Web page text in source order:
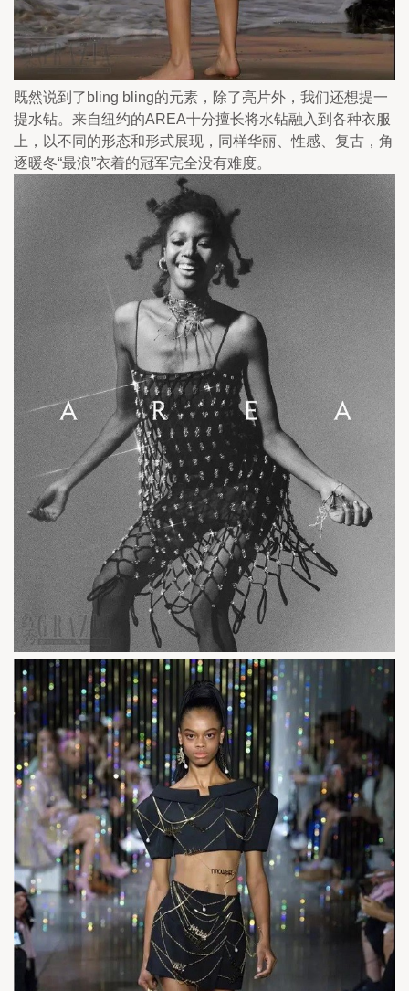
既然说到了bling bling的元素，除了亮片外，我们还想提一
提水钻。来自纽约的AREA十分擅长将水钻融入到各种衣服
上，以不同的形态和形式展现，同样华丽、性感、复古，角
逐暖冬“最浪”衣着的冠军完全没有难度。